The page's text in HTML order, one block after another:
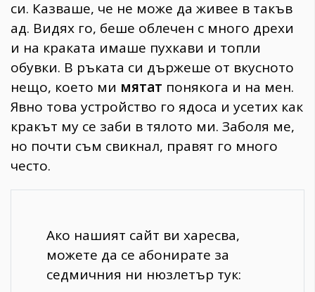
си. Казваше, че не може да живее в такъв
ад. Видях го, беше облечен с много дрехи
и на краката имаше пухкави и топли
обувки. В ръката си държеше от вкусното
нещо, което ми мятат понякога и на мен.
Явно това устройство го ядоса и усетих как
кракът му се заби в тялото ми. Заболя ме,
но почти съм свикнал, правят го много
често.
Ако нашият сайт ви харесва,
можете да се абонирате за
седмичния ни нюзлетър тук: